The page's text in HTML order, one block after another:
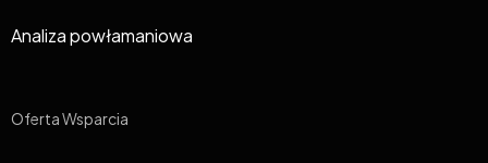
Analiza powłamaniowa
Oferta Wsparcia